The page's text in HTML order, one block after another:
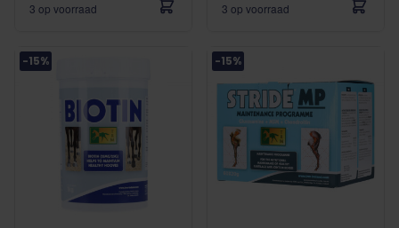
3 op voorraad
3 op voorraad
-15% -15%